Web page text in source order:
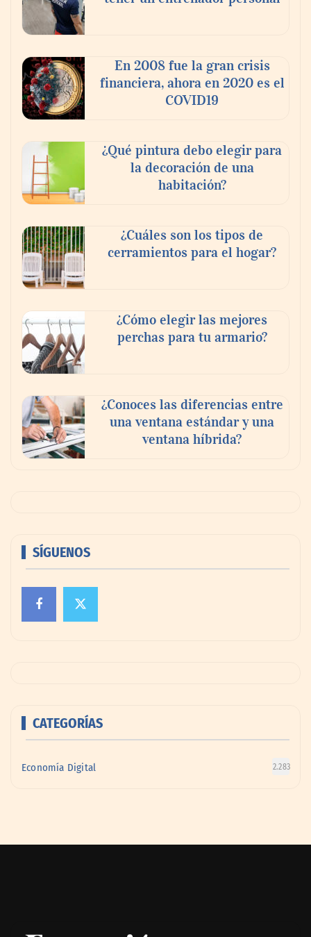
‘El ransomware se puede vencer. No
Ricardo Palacio EscobarEn 2008 fue la gran crisis
financiera, ahora en 2020 es el
COVID19
¿Qué pintura debo elegir para
la decoración de una
habitación?
¿Cuáles son los tipos de
cerramientos para el hogar?
¿Cómo elegir las mejores
perchas para tu armario?
¿Conoces las diferencias entre
una ventana estándar y una
ventana híbrida?
SÍGUENOS
CATEGORÍAS
Economía Digital 2.283